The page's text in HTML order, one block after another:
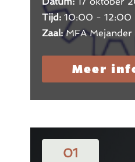
Tijd: 10:00 - 12:00
Zaal:MFA Mejander
Meer
01